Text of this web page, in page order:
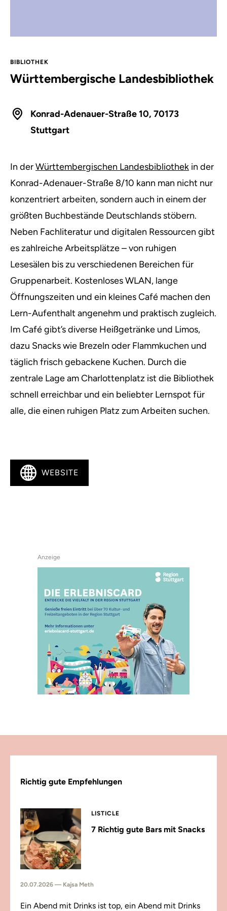
BIBLIOTHEK
Württembergische Landesbibliothek
Konrad-Adenauer-Straße 10, 70173
Stuttgart
In derWürttembergischen Landesbibliothek in der
Konrad-Adenauer-Straße 8/10 kann man nicht nur
konzentriert arbeiten, sondern auch in einem der
größten Buchbestände Deutschlands stöbern.
Neben Fachliteratur und digitalen Ressourcen gibt
es zahlreiche Arbeitsplätze – von ruhigen
Lesesälen bis zu verschiedenen Bereichen für
Gruppenarbeit. Kostenloses WLAN, lange
Öffnungszeiten und ein kleines Café machen den
Lern-Aufenthalt angenehm und praktisch zugleich.
Im Café gibt’s diverse Heißgetränke und Limos,
dazu Snacks wie Brezeln oder Flammkuchen und
täglich frisch gebackene Kuchen. Durch die
zentrale Lage am Charlottenplatz ist die Bibliothek
schnell erreichbar und ein beliebter Lernspot für
alle, die einen ruhigen Platz zum Arbeiten suchen.
WEBSITE
Anzeige
Richtig gute Empfehlungen
LISTICLE
7 Richtig gute Bars mit Snacks
20.07.2026 — Kajsa Meth
Ein Abend mit Drinks ist top, ein Abend mit Drinks